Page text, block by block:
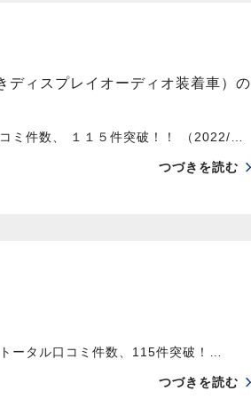
ィスプレイオーディオ装着車）の
ミ件数、 １１５件突破！！ （2022/…
つづきを読む
タル口コミ件数、115件突破！…
つづきを読む